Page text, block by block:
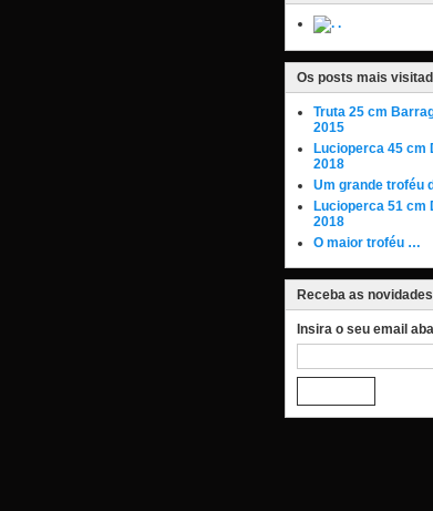
.
Os posts mais
Truta 25 cm
2015
Lucioperca 45 cm
2018
Um grande troféu
Lucioperca 51 cm
2018
O maior troféu …
Receba as
Insira o seu email